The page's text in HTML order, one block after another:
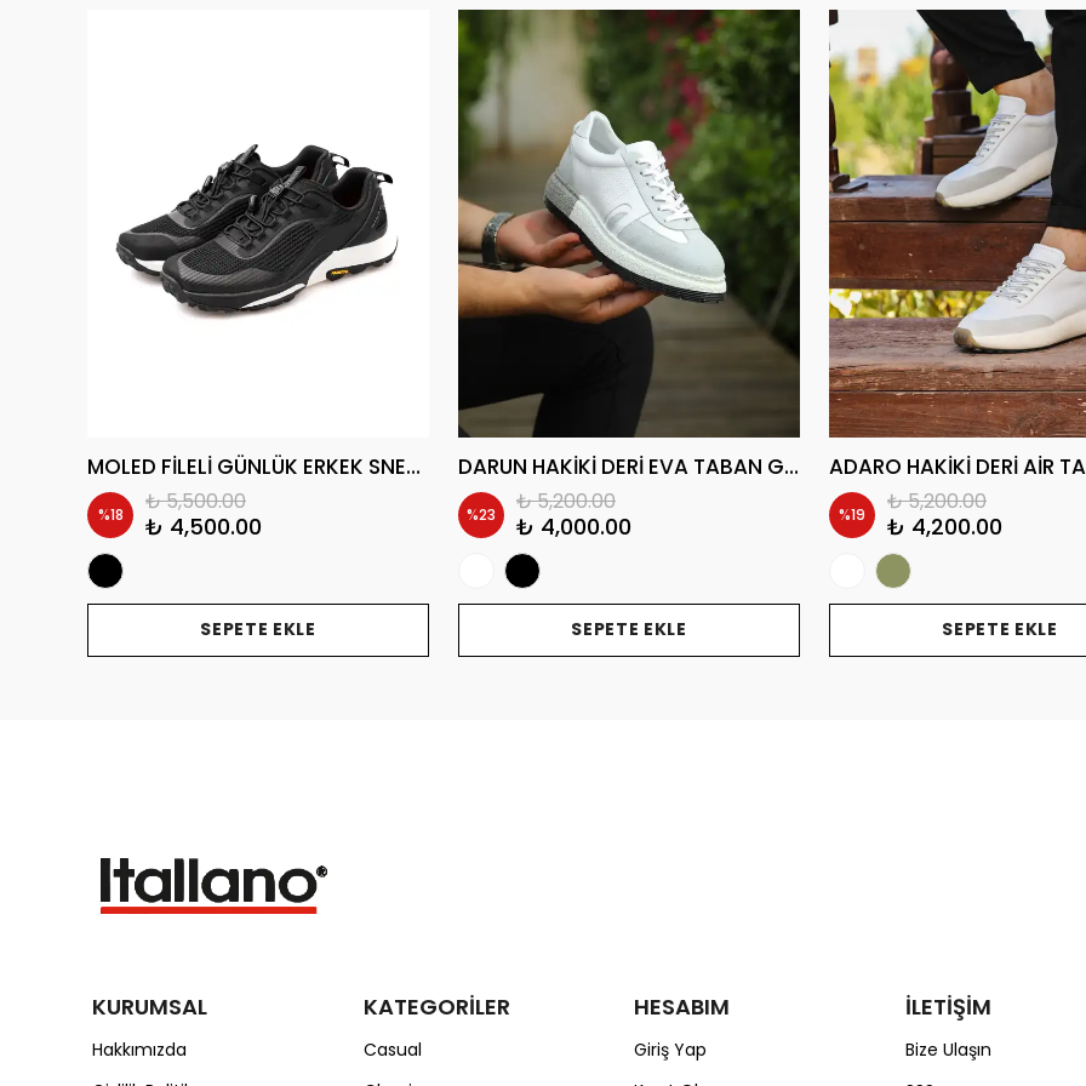
MOLED FİLELİ GÜNLÜK ERKEK SNEAKER AYAKKABI
%18 ₺ 5,500.00
₺ 4,500.00
SEPETE EKLE
DARUN HAKİKİ DERİ EVA TABAN GÜNLÜK ERKEK SNEAKER AYAKKABI
%23 ₺ 5,200.00
₺ 4,000.00
SEPETE EKLE
%19 ₺ 5,200.00
₺ 4,200.00
SEPETE EKLE
KURUMSAL
Hakkımızda
KATEGORİLER
Casual
HESABIM
Giriş Yap
İLETİŞİM
Bize Ulaşın